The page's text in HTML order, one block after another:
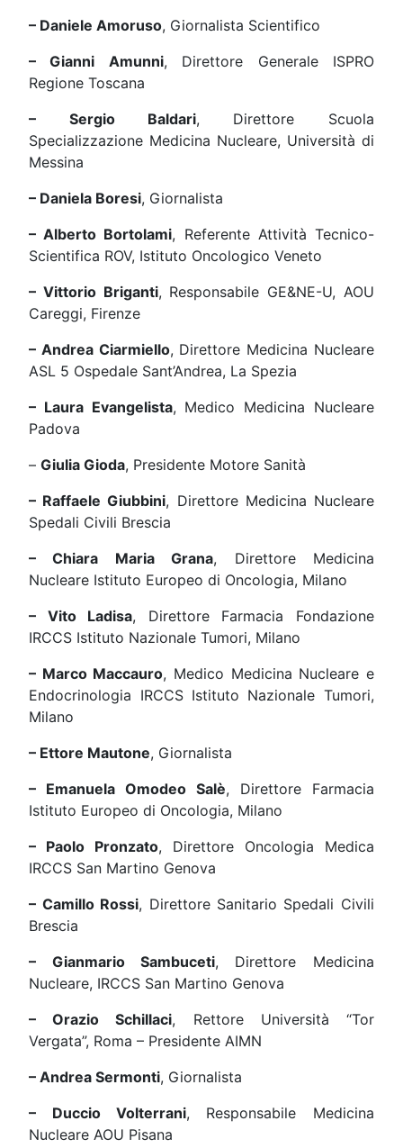
– Daniele Amoruso, Giornalista Scientifico
– Gianni Amunni, Direttore Generale ISPRO
Regione Toscana
– Sergio Baldari, Direttore Scuola
Specializzazione Medicina Nucleare, Università di
Messina
– Daniela Boresi, Giornalista
– Alberto Bortolami, Referente Attività Tecnico-
Scientifica ROV, Istituto Oncologico Veneto
– Vittorio Briganti, Responsabile GE&NE-U, AOU
Careggi, Firenze
– Andrea Ciarmiello, Direttore Medicina Nucleare
ASL 5 Ospedale Sant’Andrea, La Spezia
– Laura Evangelista, Medico Medicina Nucleare
Padova
–Giulia Gioda, Presidente Motore Sanità
– Raffaele Giubbini, Direttore Medicina Nucleare
Spedali Civili Brescia
– Chiara Maria Grana, Direttore Medicina
Nucleare Istituto Europeo di Oncologia, Milano
– Vito Ladisa, Direttore Farmacia Fondazione
IRCCS Istituto Nazionale Tumori, Milano
– Marco Maccauro, Medico Medicina Nucleare e
Endocrinologia IRCCS Istituto Nazionale Tumori,
Milano
– Ettore Mautone, Giornalista
– Emanuela Omodeo Salè, Direttore Farmacia
Istituto Europeo di Oncologia, Milano
– Paolo Pronzato, Direttore Oncologia Medica
IRCCS San Martino Genova
– Camillo Rossi, Direttore Sanitario Spedali Civili
Brescia
– Gianmario Sambuceti, Direttore Medicina
Nucleare, IRCCS San Martino Genova
– Orazio Schillaci, Rettore Università “Tor
Vergata”, Roma – Presidente AIMN
– Andrea Sermonti, Giornalista
– Duccio Volterrani, Responsabile Medicina
Nucleare AOU Pisana